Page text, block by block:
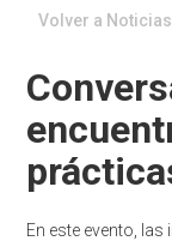
Volver a Noticias
En este evento,